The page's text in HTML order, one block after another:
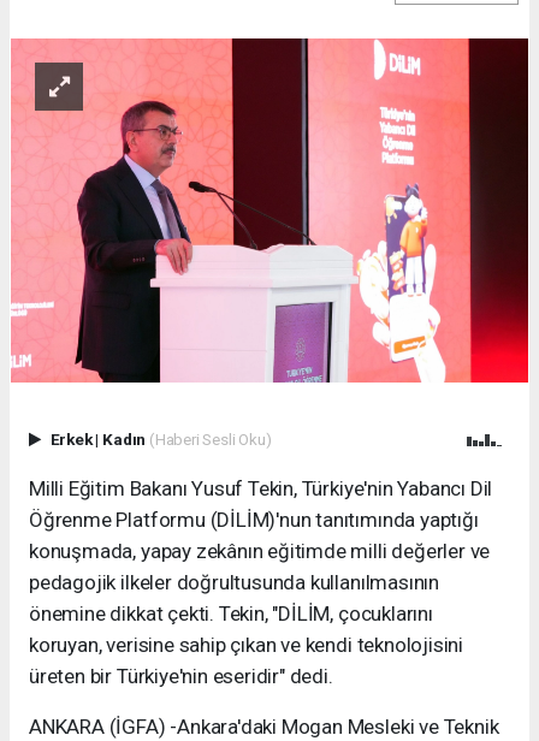
Erkek| Kadın (Haberi Sesli Oku)
Milli Eğitim Bakanı Yusuf Tekin, Türkiye'nin Yabancı Dil
Öğrenme Platformu (DİLİM)'nun tanıtımında yaptığı
konuşmada, yapay zekânın eğitimde milli değerler ve
pedagojik ilkeler doğrultusunda kullanılmasının
önemine dikkat çekti. Tekin, "DİLİM, çocuklarını
koruyan, verisine sahip çıkan ve kendi teknolojisini
üreten bir Türkiye'nin eseridir" dedi.
ANKARA (İGFA) -Ankara'daki Mogan Mesleki ve Teknik